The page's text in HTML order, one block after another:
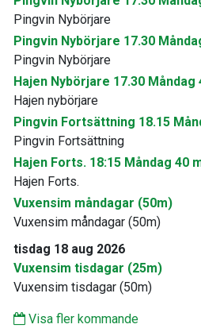
Pingvin Nybörjare
Pingvin Nybörjare 17.30
Pingvin Nybörjare
Hajen Nybörjare 17.30 Måndag
Hajen nybörjare
Pingvin Fortsättning 18.15
Pingvin Fortsättning
Hajen Forts. 18:15 Måndag 40
Hajen Forts.
Vuxensim måndagar (50m)
Vuxensim måndagar (50m)
tisdag 18 aug 2026
Vuxensim tisdagar (25m)
Vuxensim tisdagar (50m)
Visa fler kommande